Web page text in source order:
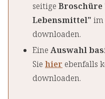
seitige Broschüre
Lebensmittel" im
downloaden.
Eine Auswahl
Sie hier ebenfalls
downloaden.